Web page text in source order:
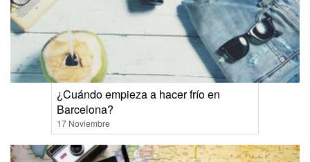
¿Cuándo empieza a hacer frío en
Barcelona?
17 Noviembre